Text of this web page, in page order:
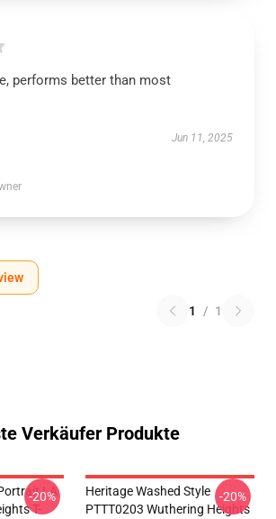
performs better than most
Jun 11, 2025
1 / 1
Verkäufer Produkte
LA
T-
-20%
Heritage Washed Style
PTTT0203 Wuthering Heights
-20%